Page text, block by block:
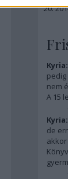
Kyria:
nem
A 15
Kyria:
de
akkor